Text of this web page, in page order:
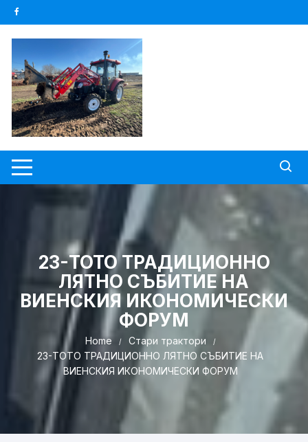
Skip
to
content
23-ТОТО ТРАДИЦИОННО
ЛЯТНО СЪБИТИЕ НА
ВИЕНСКИЯ ИКОНОМИЧЕСКИ
ФОРУМ
Home
Стари трактори
23-ТОТО ТРАДИЦИОННО ЛЯТНО СЪБИТИЕ НА
ВИЕНСКИЯ ИКОНОМИЧЕСКИ ФОРУМ